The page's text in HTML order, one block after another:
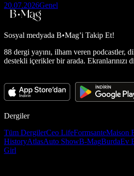
20.07.2026Genel
Sosyal medyada B•Mag’i Takip Et!
88 dergi yayını, ilham veren podcastler,
destekli içerikler bir arada. Ekranlarınızı
Dergiler
Tüm DergilerCeo LifeFormsanteMaison
HistoryAtlasAuto ShowB-MagBurdaEv
Girl